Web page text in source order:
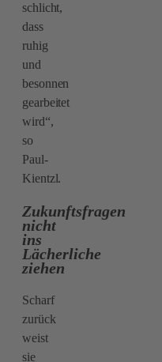
schlicht,
dass
ruhig
und
besonnen
gearbeitet
wird“,
so
Paul-
Kientzl.
Zukunftsfragen
nicht
ins
Lächerliche
ziehen
Scharf
zurück
weist
sie